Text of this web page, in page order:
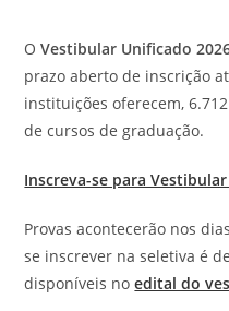
OVestibular Unificado 2026
prazo aberto de inscrição
instituições oferecem,
de cursos de graduação.
Inscreva-se para Vestibular
Provas acontecerão nos dias
se inscrever na seletiva é de
disponíveis noedital do